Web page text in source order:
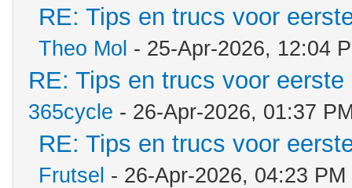
RE: Tips en trucs voor
Theo Mol - 25-Apr-2026, 12:04
RE: Tips en trucs voor
365cycle - 26-Apr-2026, 01:37
RE: Tips en trucs voor
Frutsel - 26-Apr-2026, 04:23 PM